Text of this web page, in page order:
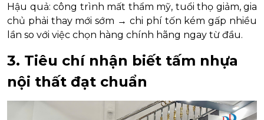
Hậu quả: công trình mất thẩm mỹ, tuổi thọ giảm, gia
chủ phải thay mới sớm → chi phí tốn kém gấp nhiều
lần so với việc chọn hàng chính hãng ngay từ đầu.
3. Tiêu chí nhận biết tấm nhựa
nội thất đạt chuẩn